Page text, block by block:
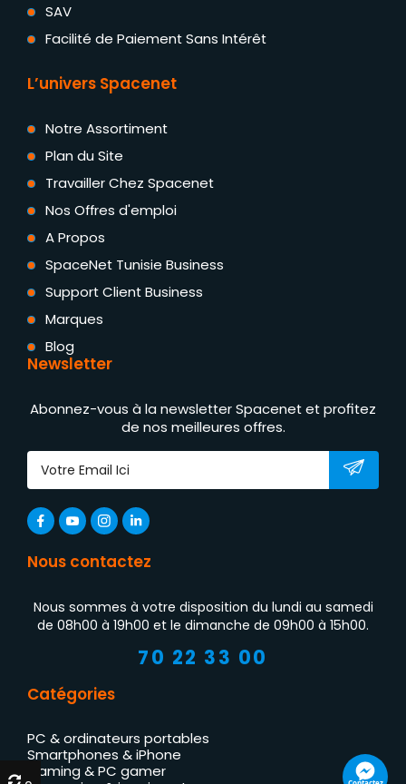
SAV
Facilité de Paiement Sans Intérêt
L’univers Spacenet
Notre Assortiment
Plan du Site
Travailler Chez Spacenet
Nos Offres d'emploi
A Propos
SpaceNet Tunisie Business
Support Client Business
Marques
Blog
Newsletter
Abonnez-vous à la newsletter Spacenet et profitez
de nos meilleures offres.
Nous contactez
Nous sommes à votre disposition du lundi au samedi
de 08h00 à 19h00 et le dimanche de 09h00 à 15h00.
70 22 33 00
Catégories
PC & ordinateurs portables
Smartphones & iPhone
Gaming & PC gamer